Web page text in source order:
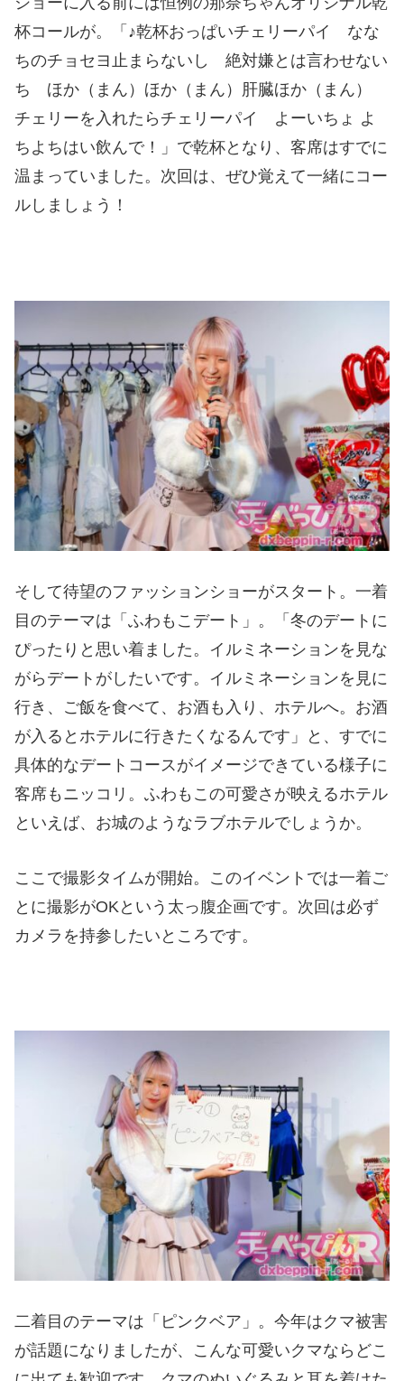
杯コールが。「♪乾杯おっぱいチェリーパイ なな
ちのチョセヨ止まらないし 絶対嫌とは言わせない
ち ほか（まん）ほか（まん）肝臓ほか（まん）
チェリーを入れたらチェリーパイ よーいちょ よ
ちよちはい飲んで！」で乾杯となり、客席はすでに
温まっていました。次回は、ぜひ覚えて一緒にコー
ルしましょう！
そして待望のファッションショーがスタート。一着
目のテーマは「ふわもこデート」。「冬のデートに
ぴったりと思い着ました。イルミネーションを見な
がらデートがしたいです。イルミネーションを見に
行き、ご飯を食べて、お酒も入り、ホテルへ。お酒
が入るとホテルに行きたくなるんです」と、すでに
具体的なデートコースがイメージできている様子に
客席もニッコリ。ふわもこの可愛さが映えるホテル
といえば、お城のようなラブホテルでしょうか。
ここで撮影タイムが開始。このイベントでは一着ご
とに撮影がOKという太っ腹企画です。次回は必ず
カメラを持参したいところです。
二着目のテーマは「ピンクベア」。今年はクマ被害
が話題になりましたが、こんな可愛いクマならどこ